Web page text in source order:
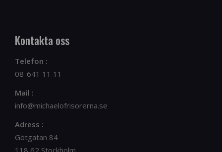
Kontakta oss
Telefon :
08-641 11 11
Mail :
info@michaelofrisorerna.se
Adress :
Götgatan 84
118 62 Stockholm